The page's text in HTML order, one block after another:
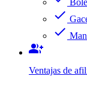
check
check
group_add
Ventajas de